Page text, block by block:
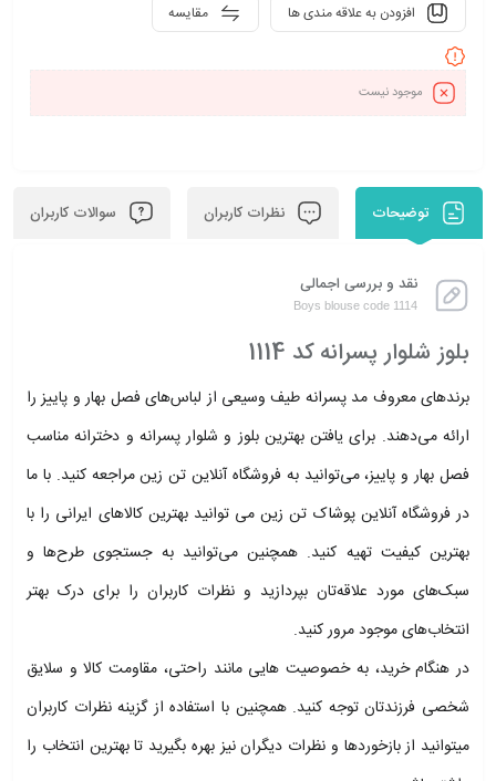
مقایسه افزودن به علاقه مندی ها
موجود نیست
توضیحات نظرات کاربران سوالات کاربران
نقد و بررسی اجمالی
Boys blouse code 1114
بلوز شلوار پسرانه کد 1114
برندهای معروف مد پسرانه طیف وسیعی از لباس‌های فصل بهار و پاییز را
ارائه می‌دهند. برای یافتن بهترین بلوز و شلوار پسرانه و دخترانه مناسب
فصل بهار و پاییز، می‌توانید به فروشگاه‌ آنلاین تن زین مراجعه کنید. با ما
در فروشگاه آنلاین پوشاک تن زین می توانید بهترین کالاهای ایرانی را با
بهترین کیفیت تهیه کنید. همچنین می‌توانید به جستجوی طرح‌ها و
سبک‌های مورد علاقه‌تان بپردازید و نظرات کاربران را برای درک بهتر
انتخاب‌های موجود مرور کنید.
در هنگام خرید، به خصوصیت هایی مانند راحتی، مقاومت کالا و سلایق
شخصی فرزندتان توجه کنید. همچنین با استفاده از گزینه نظرات کاربران
میتوانید از بازخوردها و نظرات دیگران نیز بهره بگیرید تا بهترین انتخاب را